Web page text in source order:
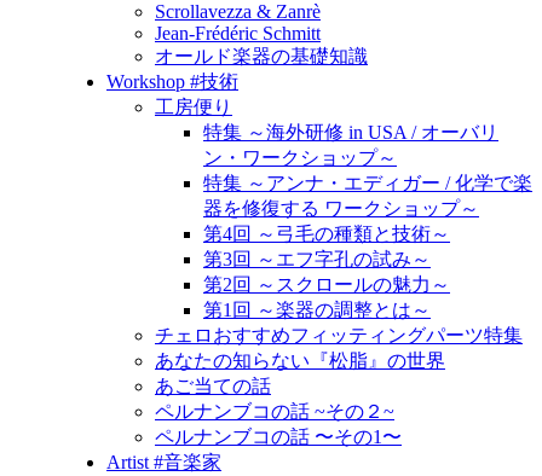
Scrollavezza & Zanrè
Jean-Frédéric Schmitt
オールド楽器の基礎知識
Workshop #技術
工房便り
特集 ～海外研修 in USA / オーバリ
ン・ワークショップ～
特集 ～アンナ・エディガー / 化学で楽
器を修復する ワークショップ～
第4回 ～弓毛の種類と技術～
第3回 ～エフ字孔の試み～
第2回 ～スクロールの魅力～
第1回 ～楽器の調整とは～
チェロおすすめフィッティングパーツ特集
あなたの知らない『松脂』の世界
あご当ての話
ペルナンブコの話 ~その２~
ペルナンブコの話 〜その1〜
Artist #音楽家